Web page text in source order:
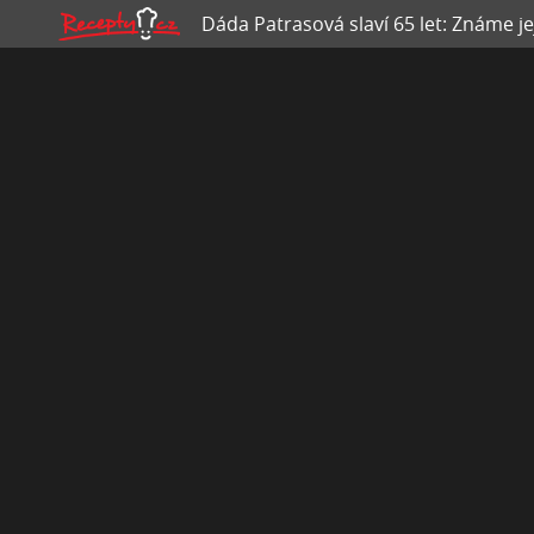
Dáda Patrasová slaví 65 let: Známe